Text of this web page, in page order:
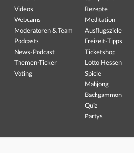
Videos
Webcams
Moderatoren & Team
Podcasts
News-Podcast
Themen-Ticker
Voting
Rezepte
Meditation
Ausflugsziele
Freizeit-Tipps
Ticketshop
Lotto Hessen
Spiele
Mahjong
Backgammon
Quiz
Partys